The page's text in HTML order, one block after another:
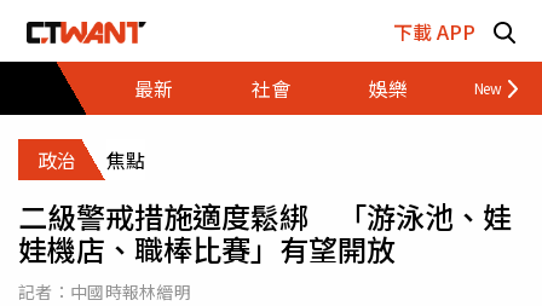
下載 APP
最新
社會 娛樂 財經
政治 焦點
二級警戒措施適度鬆綁 「游泳池、娃
娃機店、職棒比賽」有望開放
記者： 中國時報林縉明